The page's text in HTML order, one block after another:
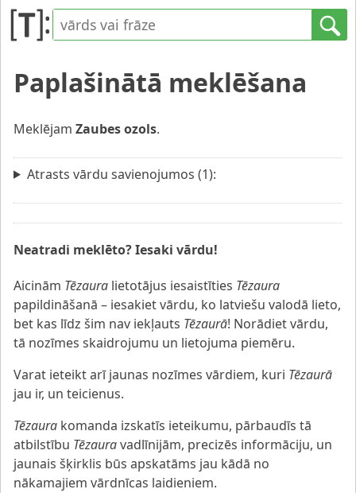
Paplašinātā meklēšana
Meklējam Zaubes ozols.
Atrasts vārdu savienojumos (1):
Neatradi meklēto? Iesaki vārdu!
Aicinām Tēzaura lietotājus iesaistīties Tēzaura
papildināšanā – iesakiet vārdu, ko latviešu valodā lieto,
bet kas līdz šim nav iekļauts Tēzaurā! Norādiet vārdu,
tā nozīmes skaidrojumu un lietojuma piemēru.
Varat ieteikt arī jaunas nozīmes vārdiem, kuri Tēzaurā
jau ir, un teicienus.
Tēzaura komanda izskatīs ieteikumu, pārbaudīs tā
atbilstību Tēzauravadlīnijām, precizēs informāciju, un
jaunais šķirklis būs apskatāms jau kādā no
nākamajiem vārdnīcas laidieniem.